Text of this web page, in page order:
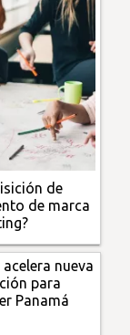
de
de marca
nueva
para
Panamá